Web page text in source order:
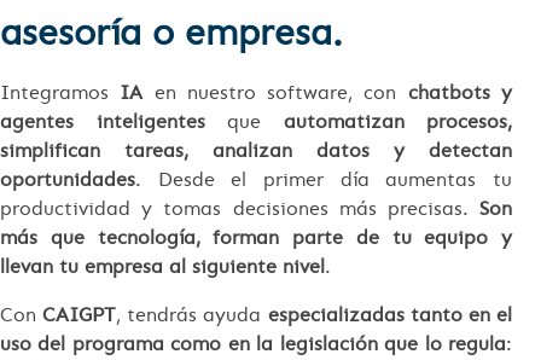
asesoría o empresa.
Integramos IAen nuestro software, con chatbots y
agentes inteligentesque automatizan procesos,
simplifican tareas, analizan datos y detectan
oportunidades. Desde el primer día aumentas tu
productividad y tomas decisiones más precisas. Son
más que tecnología, forman parte de tu equipo y
llevan tu empresa al siguiente nivel.
ConCAIGPT, tendrás ayuda especializadas tanto en el
uso del programa como en la legislación que lo regula: